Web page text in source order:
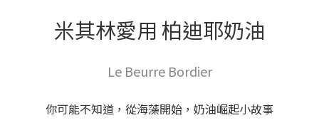
米其林愛用 柏迪耶奶油
Le Beurre Bordier
你可能不知道，從海藻開始，奶油崛起小故事